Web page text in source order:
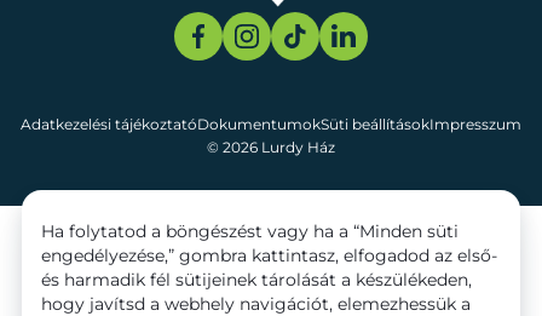
© 2026 Lurdy Ház
Adatkezelési tájékoztatóDokumentumokSüti beállításokImpresszum
Ha folytatod a böngészést vagy ha a “Minden süti
engedélyezése,” gombra kattintasz, elfogadod az első-
és harmadik fél sütijeinek tárolását a készülékeden,
hogy javítsd a webhely navigációt, elemezhessük a